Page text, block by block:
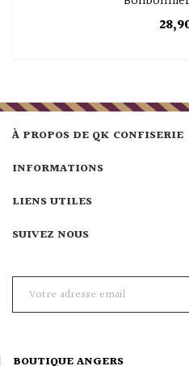
À PROPOS DE QK CONFISERIE
INFORMATIONS
LIENS UTILES
SUIVEZ NOUS
BOUTIQUE ANGERS